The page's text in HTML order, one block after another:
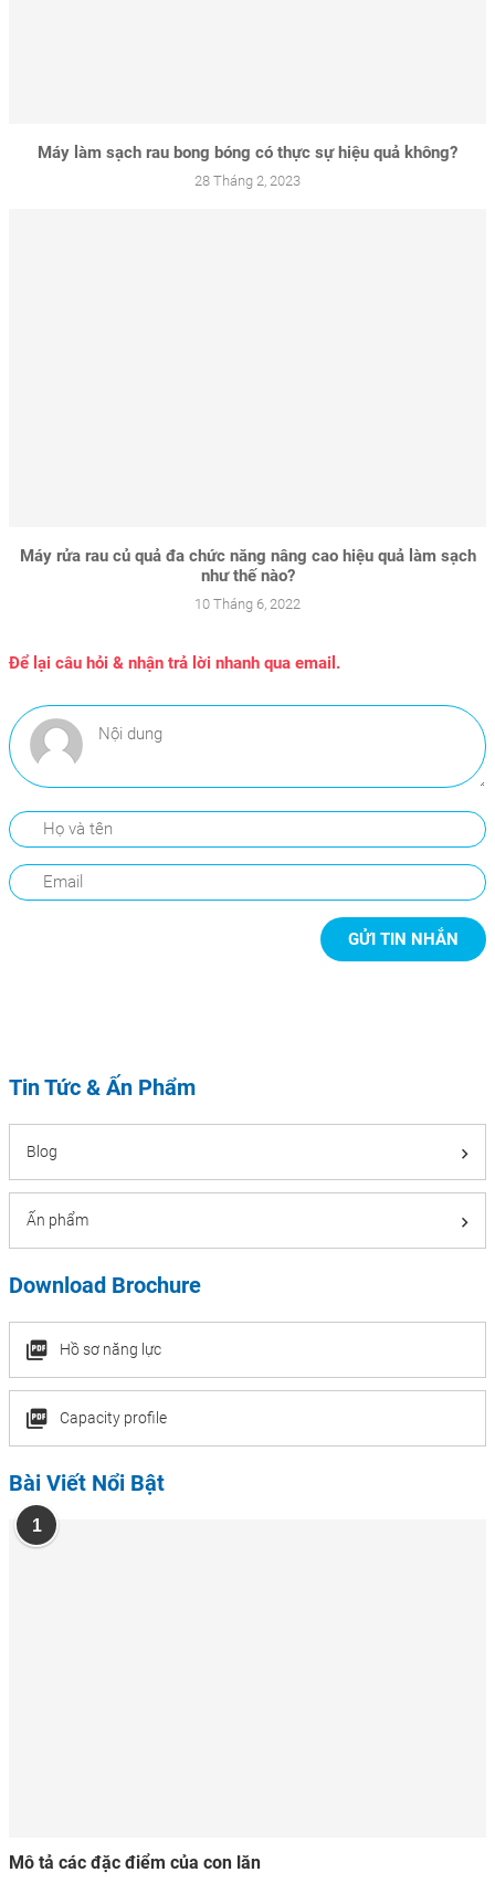
Máy làm sạch rau bong bóng có thực sự hiệu quả không?
28 Tháng 2, 2023
Máy rửa rau củ quả đa chức năng nâng cao hiệu quả làm sạch
như thế nào?
10 Tháng 6, 2022
Để lại câu hỏi & nhận trả lời nhanh qua email.
Tin Tức & Ấn Phẩm
Blog
Ấn phẩm
Download Brochure
Hồ sơ năng lực
Capacity profile
Bài Viết Nổi Bật
1
Mô tả các đặc điểm của con lăn